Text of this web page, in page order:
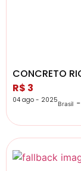
CONCRETO
R$ 3
04 ago - 2025Brasil -